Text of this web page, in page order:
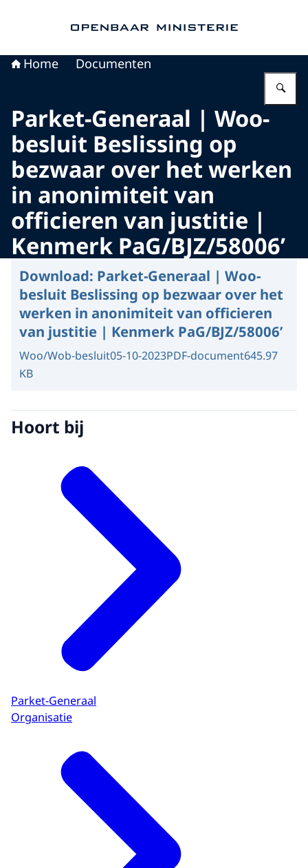
Home Documenten
Parket-Generaal | Woo-
besluit Beslissing op
bezwaar over het werken
in anonimiteit van
officieren van justitie |
Kenmerk PaG/BJZ/58006’
Download: Parket-Generaal | Woo-
besluit Beslissing op bezwaar over het
werken in anonimiteit van officieren
van justitie | Kenmerk PaG/BJZ/58006’
Woo/Wob-besluit05-10-2023PDF-document645.97
KB
Hoort bij
Parket-Generaal
Organisatie